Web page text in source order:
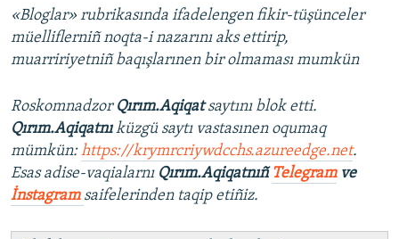
«Bloglar» rubrikasında ifadelengen fikir-tüşünceler
müelliflerniñ noqta-i nazarını aks ettirip,
muarririyetniñ baqışlarınen bir olmaması mumkün
Roskomnadzor Qırım.Aqiqatsaytını blok etti.
Qırım.Aqiqatnıküzgü saytı vastasınen oqumaq
mümkün:https://krymrcriywdcchs.azureedge.net.
Esas adise-vaqialarnı Qırım.Aqiqatnıñ Telegramve
İnstagram saifelerinden taqip etiñiz.